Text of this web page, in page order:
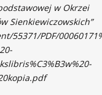
w Okrzei
Sienkiewiczowskich”
55371/PDF/